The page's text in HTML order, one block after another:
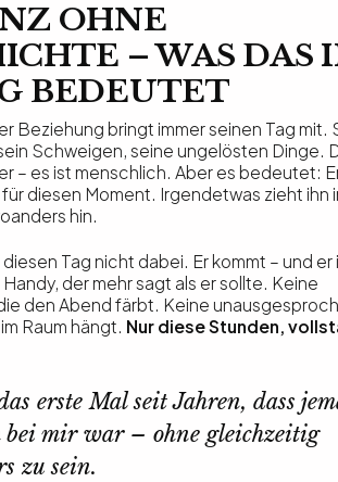
OHNE
– WAS DAS
BEDEUTET
Beziehung bringt immer seinen Tag mit.
Schweigen, seine ungelösten Dinge.
– es ist menschlich. Aber es bedeutet:
diesen Moment. Irgendetwas zieht ihn
hin.
diesen Tag nicht dabei. Er kommt – und er
der mehr sagt als er sollte. Keine
den Abend färbt. Keine
Raum hängt. Nur diese Stunden,
erste Mal seit Jahren, dass
mir war – ohne gleichzeitig
zu sein.